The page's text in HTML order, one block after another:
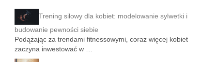
Trening siłowy dla kobiet: modelowanie sylwetki i
budowanie pewności siebie
Podążając za trendami fitnessowymi, coraz więcej kobiet
zaczyna inwestować w …